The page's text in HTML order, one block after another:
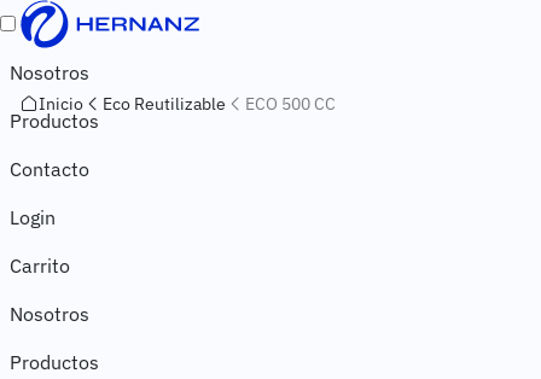
Pasar al contenido principal
Toggle navigation
Navegación principal
Nosotros
Productos
Contacto
Navegación secundaria
Login
Carrito
Nosotros
Productos
Inicio Eco Reutilizable ECO 500 CC